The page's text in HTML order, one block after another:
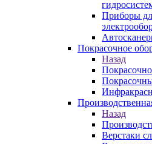
Приборы
Покрасочное
Назад
Назад
Верстаки